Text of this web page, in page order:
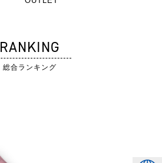
RANKING
総合ランキング